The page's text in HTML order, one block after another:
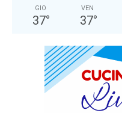
GIO
37°
VEN
37°